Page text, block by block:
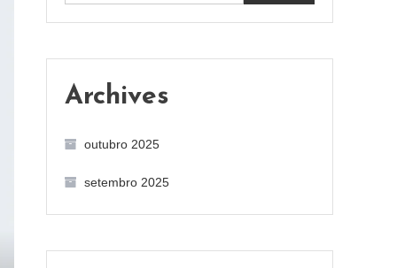
Archives
outubro 2025
setembro 2025